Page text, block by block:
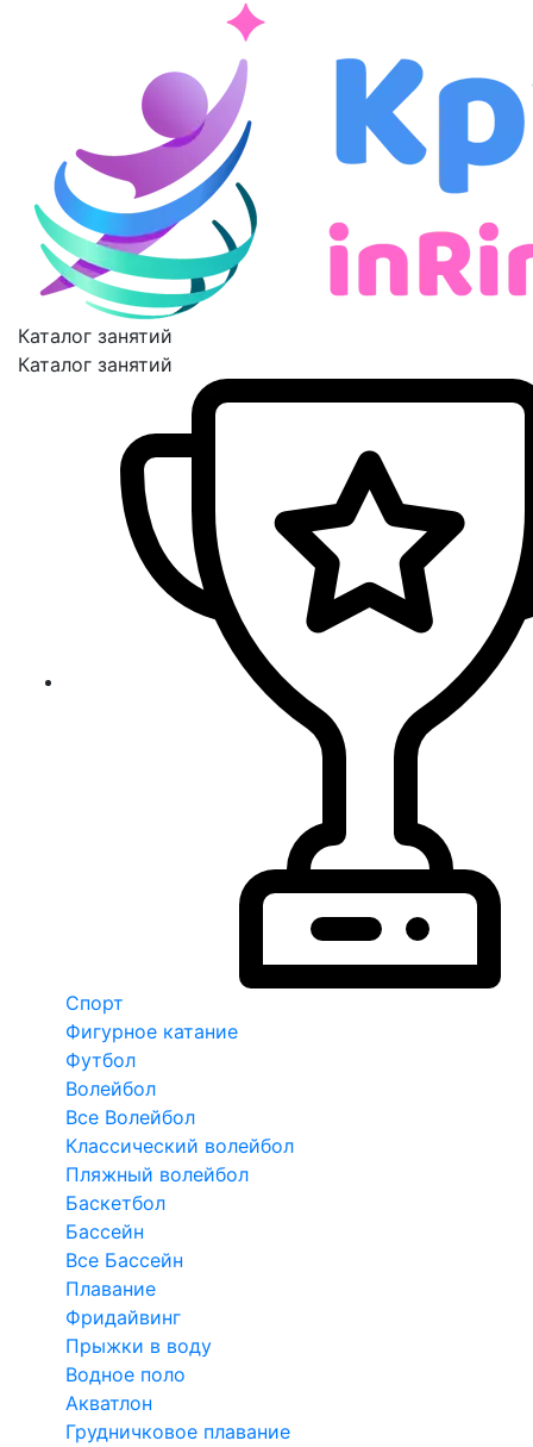
Каталог занятий
Каталог занятий
Спорт
Фигурное катание
Футбол
Волейбол
Все Волейбол
Классический волейбол
Пляжный волейбол
Баскетбол
Бассейн
Все Бассейн
Плавание
Фридайвинг
Прыжки в воду
Водное поло
Акватлон
Грудничковое плавание